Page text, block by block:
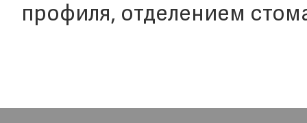
профиля, отделением